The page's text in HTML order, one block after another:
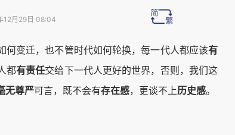
12月29日 08:04
变迁，也不管时代如何轮换，每一代人都应该有
都有责任交给下一代人更好的世界，否则，我们这
无尊严可言，既不会有存在感，更谈不上历史感。